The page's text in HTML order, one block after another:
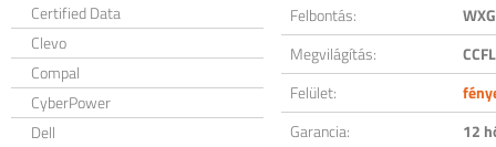
Certified Data
Clevo
Compal
CyberPower
Dell
Felbontás:
Megvilágítás:
CCFL
Felület:
Garancia:
12